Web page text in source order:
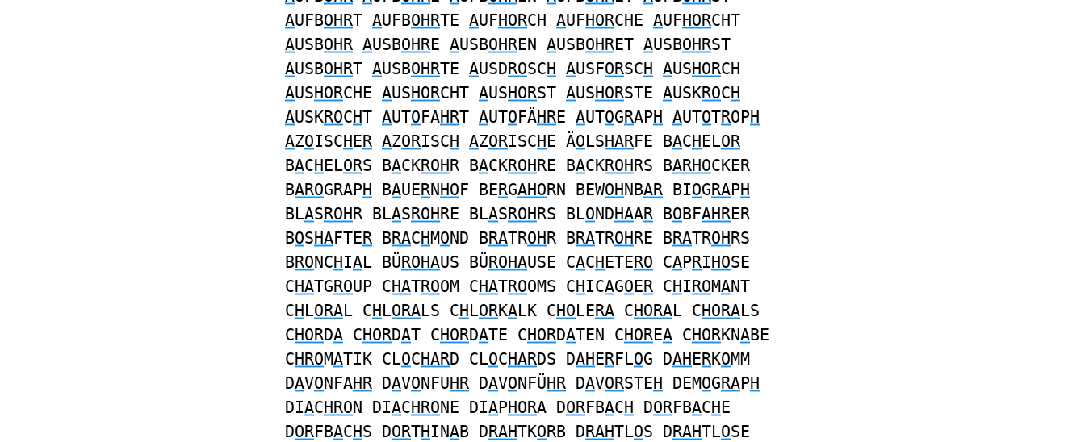
AUFBOHRT AUFBOHRTE AUFHORCH AUFHORCHE AUFHORCHT
AUSBOHR AUSBOHRE AUSBOHREN AUSBOHRET AUSBOHRST
AUSBOHRT AUSBOHRTE AUSDROSCH AUSFORSCH AUSHORCH
AUSHORCHE AUSHORCHT AUSHORST AUSHORSTE AUSKROCH
AUSKROCHT AUTOFAHRT AUTOFÄHRE AUTOGRAPH AUTOTROPH
AZOISCHER AZORISCH AZORISCHE ÄOLSHARFE BACHELOR
BACHELORS BACKROHR BACKROHRE BACKROHRS BARHOCKER
BAROGRAPH BAUERNHOF BERGAHORN BEWOHNBAR BIOGRAPH
BLASROHR BLASROHRE BLASROHRS BLONDHAAR BOBFAHRER
BOSHAFTER BRACHMOND BRATROHR BRATROHRE BRATROHRS
BRONCHIAL BÜROHAUS BÜROHAUSE CACHETERO CAPRIHOSE
CHATGROUP CHATROOM CHATROOMS CHICAGOER CHIROMANT
CHLORAL CHLORALS CHLORKALK CHOLERA CHORAL CHORALS
CHORDA CHORDAT CHORDATE CHORDATEN CHOREA CHORKNABE
CHROMATIK CLOCHARD CLOCHARDS DAHERFLOG DAHERKOMM
DAVONFAHR DAVONFUHR DAVONFÜHR DAVORSTEH DEMOGRAPH
DIACHRON DIACHRONE DIAPHORA DORFBACH DORFBACHE
DORFBACHS DORTHINAB DRAHTKORB DRAHTLOS DRAHTLOSE